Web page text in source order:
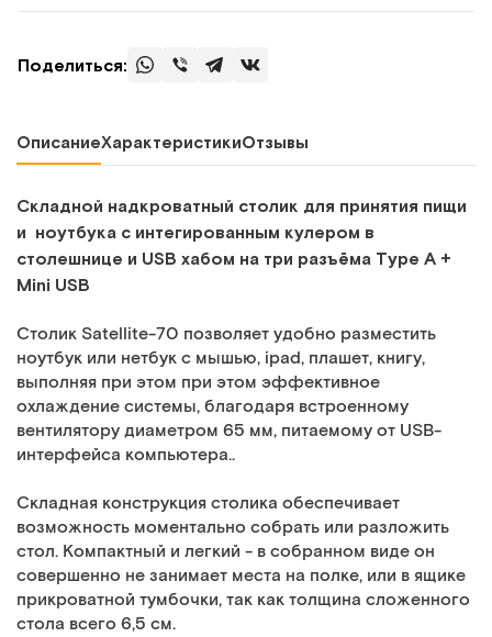
Поделиться:
ОписаниеХарактеристикиОтзывы
Складной надкроватный столик для принятия пищи
и ноутбука с интегированным кулером в
столешнице и USB хабом на три разъёма Type A +
Mini USB
Столик Satellite-70 позволяет удобно разместить
ноутбук или нетбук с мышью, ipad, плашет, книгу,
выполняя при этом при этом эффективное
охлаждение системы, благодаря встроенному
вентилятору диаметром 65 мм, питаемому от USB-
интерфейса компьютера..
Складная конструкция столика обеспечивает
возможность моментально собрать или разложить
стол. Компактный и легкий - в собранном виде он
совершенно не занимает места на полке, или в ящике
прикроватной тумбочки, так как толщина сложенного
стола всего 6,5 см.